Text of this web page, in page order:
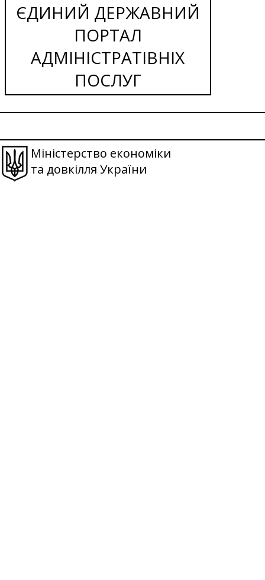
ЄДИНИЙ ДЕРЖАВНИЙ
ПОРТАЛ
АДМІНІСТРАТІВНІХ
ПОСЛУГ
Міністерство економіки
та довкілля України